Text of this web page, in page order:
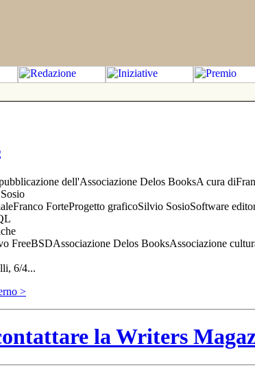
dell'Associazione Delos BooksA cura
ForteProgetto graficoSilvio SosioSoftware
FreeBSDAssociazione Delos BooksAssociazione
6/4...
>
la Writers